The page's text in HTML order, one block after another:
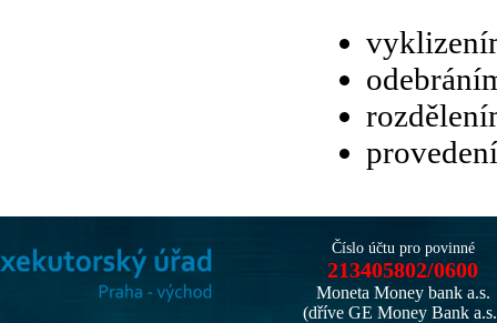
Číslo účtu pro povinné
213405802/0600
Moneta Money bank a.s.
(dříve GE Money Bank